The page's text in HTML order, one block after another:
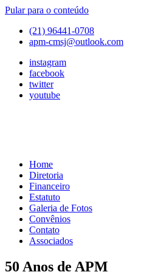
Pular para o conteúdo
(21) 96441-0708
apm-cmsj@outlook.com
instagram
facebook
twitter
youtube
APM
Associação
Pais
Mestres
Colégio
São
Home
Diretoria
Financeiro
Estatuto
Galeria de Fotos
Convênios
Contato
Associados
50 Anos de APM